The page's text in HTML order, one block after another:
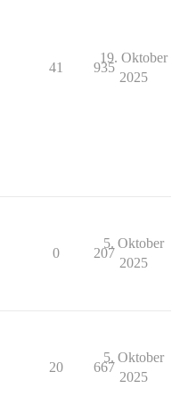
41 935
19. Oktober
2025
0 207
5. Oktober
2025
20 667
5. Oktober
2025